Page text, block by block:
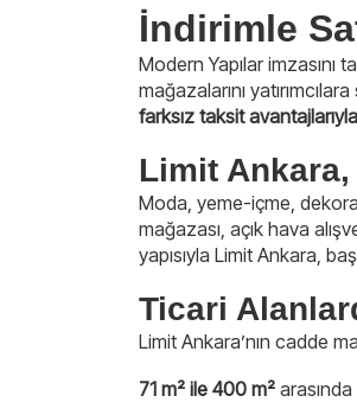
İndirimle
Modern Yapılar
mağazalarını
farksız taksit avantajlarıyla
Limit Ankara,
Moda, yeme-içme,
mağazası, açık hava
yapısıyla Limit Ankara,
Ticari
Limit Ankara’nın cadde
71 m² ile 400 m²